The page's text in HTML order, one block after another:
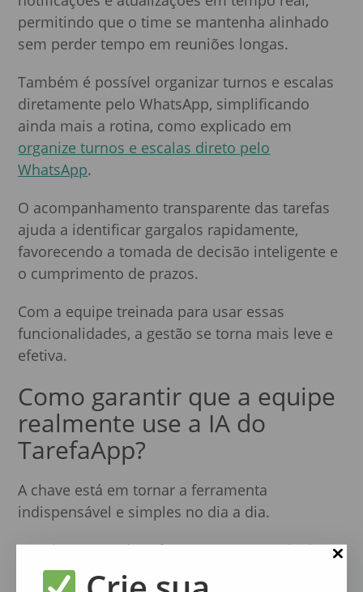
permitindo que o time se mantenha alinhado
sem perder tempo em reuniões longas.
Também é possível organizar turnos e escalas
diretamente pelo WhatsApp, simplificando
ainda mais a rotina, como explicado em
organize turnos e escalas direto pelo
WhatsApp.
O acompanhamento transparente das tarefas
ajuda a identificar gargalos rapidamente,
favorecendo a tomada de decisão inteligente e
o cumprimento de prazos.
Com a equipe treinada para usar essas
funcionalidades, a gestão se torna mais leve e
efetiva.
Como garantir que a equipe
realmente use a IA do
TarefaApp?
A chave está em tornar a ferramenta
indispensável e simples no dia a dia.
O treinamento deve focar em casos reais do
time, mostrando como a IA resolve problemas